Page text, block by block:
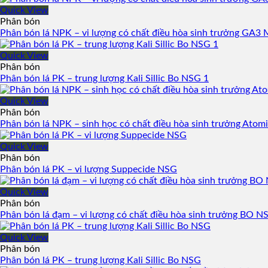
Quick View
Phân bón
Phân bón lá NPK – vi lượng có chất điều hòa sinh trưởng GA3
Quick View
Phân bón
Phân bón lá PK – trung lượng Kali Sillic Bo NSG 1
Quick View
Phân bón
Phân bón lá NPK – sinh học có chất điều hòa sinh trưởng
Quick View
Phân bón
Phân bón lá PK – vi lượng Suppecide NSG
Quick View
Phân bón
Phân bón lá đạm – vi lượng có chất điều hòa sinh trưởng BO
Quick View
Phân bón
Phân bón lá PK – trung lượng Kali Sillic Bo NSG